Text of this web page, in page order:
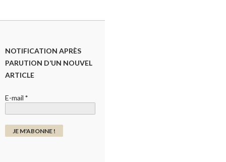
NOTIFICATION APRÈS
PARUTION D’UN NOUVEL
ARTICLE
E-mail *